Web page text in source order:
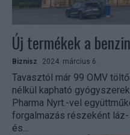
Új termékek a
Biznisz 2024. március 6.
Tavasztól már 99 OMV
nélkül kapható
Pharma Nyrt.-vel
forgalmazás részeként
és...